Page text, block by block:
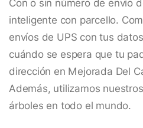
Con o sin número de envío
inteligente con parcello.
envíos de UPS con tus
cuándo se espera que tu
dirección en Mejorada Del
Además, utilizamos
árboles en todo el mundo.